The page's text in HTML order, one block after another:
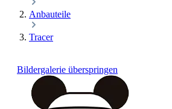
Anbauteile
Tracer
Bildergalerie überspringen